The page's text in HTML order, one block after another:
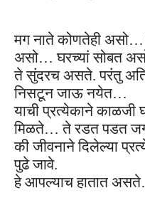
मग नाते कोणतेही
असो… घरच्यां सोबत
ते सुंदरच असते. परंतु अति
निसटून जाऊ नयेत…
याची प्रत्येकानेकाळजी
मिळते… ते रडत पडत
की जीवनाने दिलेल्या
पुढे जावे.
हे आपल्याच हातात